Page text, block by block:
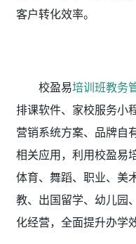
客户转化效率。
校盈易培训班教务
排课软件、家校服务小
营销系统方案、品牌自
相关应用，利用校盈易
体育、舞蹈、职业、美
教、出国留学、幼儿园
化经营，全面提升办学